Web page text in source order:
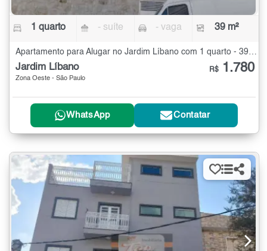
1 quarto - suíte - vaga 39 m²
Jardim Líbano
Zona Oeste - São Paulo
R$ 1.780
WhatsApp Contatar